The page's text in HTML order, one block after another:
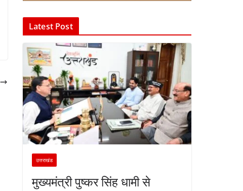
Latest Post
उत्तराखंड
मुख्यमंत्री पुष्कर सिंह धामी से